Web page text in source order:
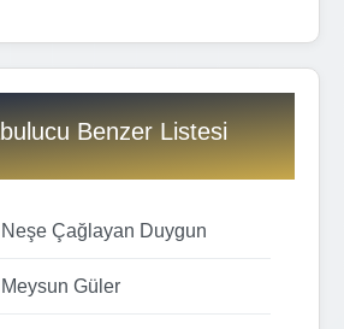
Benzer Listesi
Çağlayan Duygun
Güler